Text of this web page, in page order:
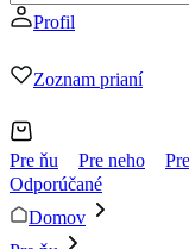
Profil
Zoznam prianí
Pre ňu Pre neho
Odporúčané
Domov